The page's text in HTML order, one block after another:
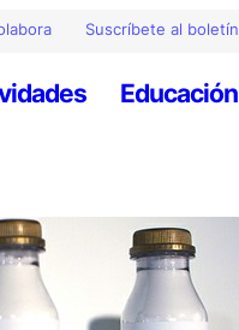
Suscríbete al boletín
Educación